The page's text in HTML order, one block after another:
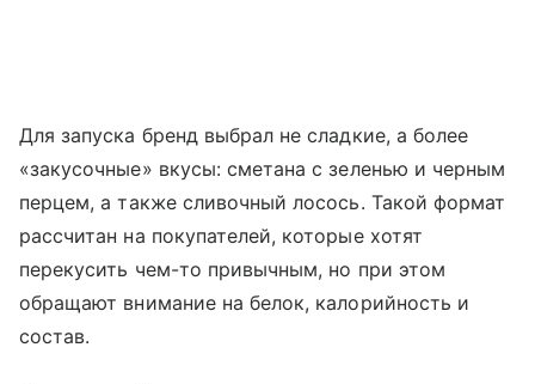
Для запуска бренд выбрал не сладкие, а более
«закусочные» вкусы: сметана с зеленью и черным
перцем, а также сливочный лосось. Такой формат
рассчитан на покупателей, которые хотят
перекусить чем-то привычным, но при этом
обращают внимание на белок, калорийность и
состав.